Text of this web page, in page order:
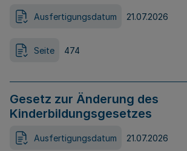
Ausfertigungsdatum 21.07.2026
Seite 474
Gesetz zur Änderung des
Kinderbildungsgesetzes
Ausfertigungsdatum 21.07.2026